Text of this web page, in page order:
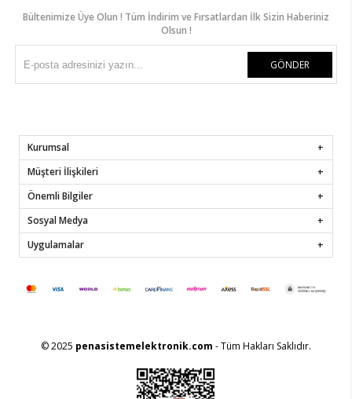
Bültenimize Üye Olun ! Tüm İndirim ve Fırsatlardan İlk Sizin Haberiniz
Olsun !
GÖNDER
Kurumsal
Müşteri İlişkileri
Önemli Bilgiler
Sosyal Medya
Uygulamalar
© 2025 penasistemelektronik.com - Tüm Hakları Saklıdır.